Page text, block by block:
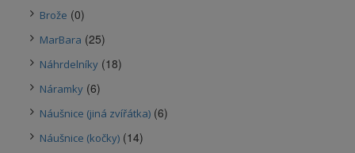
Brože (0)
MarBara (25)
Náhrdelníky (18)
Náramky (6)
Náušnice (jiná zvířátka) (6)
Náušnice (kočky) (14)